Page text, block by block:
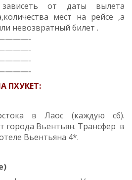
от даты вылета
мест на рейсе ,а
невозвратный билет .
ПХУКЕТ:
в Лаос (каждую сб).
города Вьентьян. Трансфер в
Вьентьяна 4*.